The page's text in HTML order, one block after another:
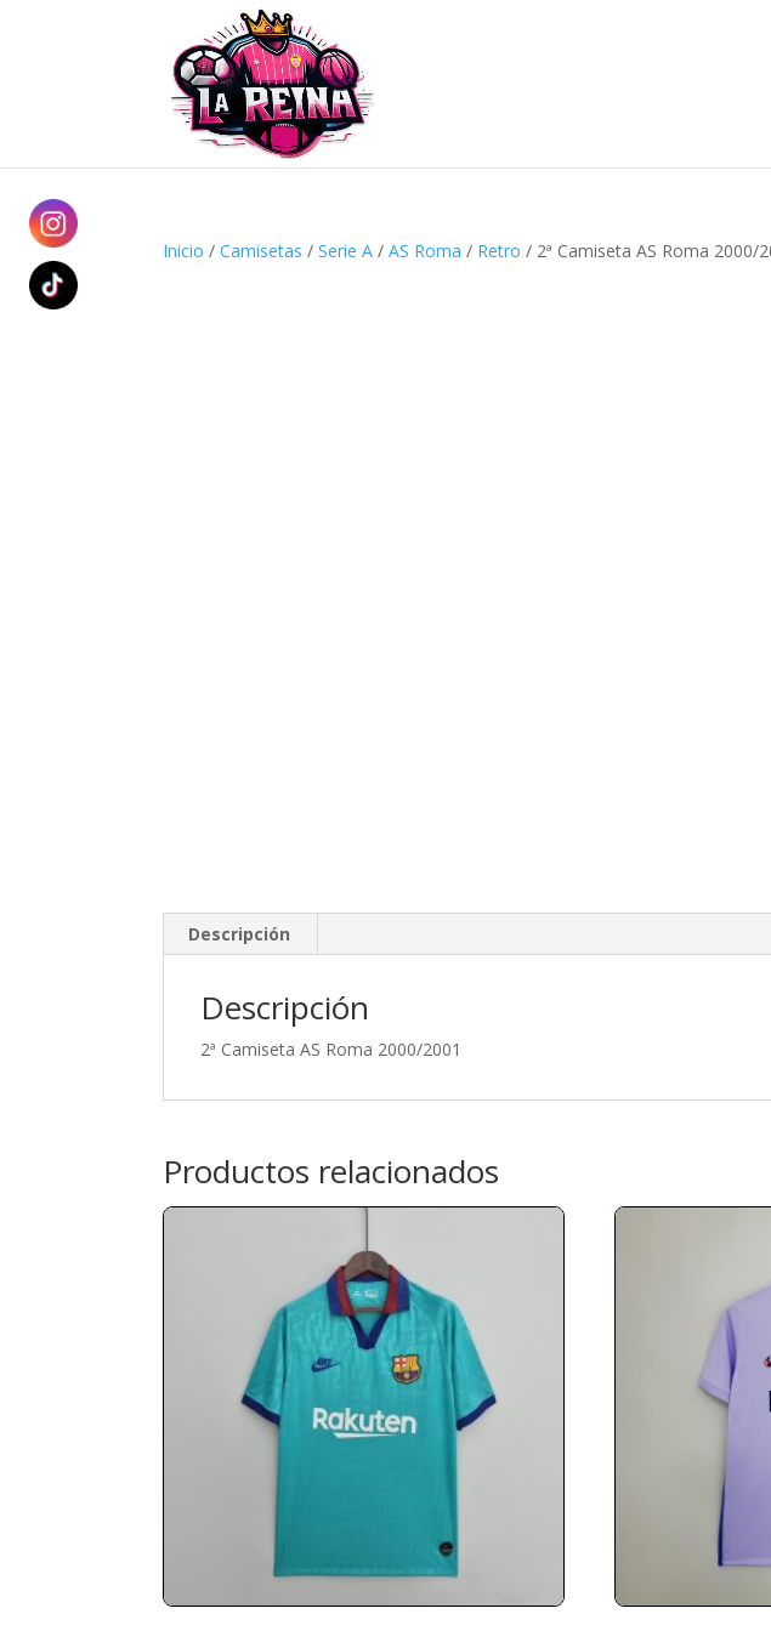
Inicio /Camisetas /Serie A /AS Roma / Retro / 2ª Camiseta AS Roma 2000/
Descripción
Descripción
2ª Camiseta AS Roma 2000/2001
Productos relacionados